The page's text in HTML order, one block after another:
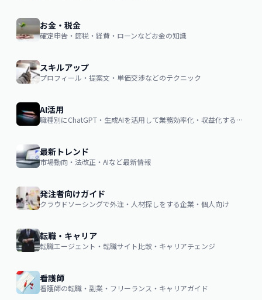
お金・税金
確定申告・節税・経費・ローンなどお金の知識
スキルアップ
プロフィール・提案文・単価交渉などのテクニック
AI活用
職種別にChatGPT・生成AIを活用して業務効率化・収益化するノウハウ
最新トレンド
市場動向・法改正・AIなど最新情報
発注者向けガイド
クラウドソーシングで外注・人材探しをする企業・個人向け
転職・キャリア
転職エージェント・転職サイト比較・キャリアチェンジ
看護師
看護師の転職・副業・フリーランス・キャリアガイド